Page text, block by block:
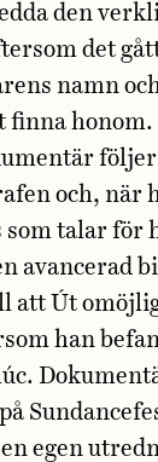
den
det
namn
finna honom.
och, när
talar för
avancerad
att Út
han
egen